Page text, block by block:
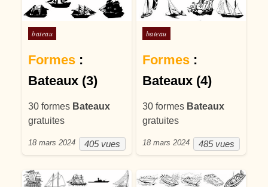
Posté dans
bateau
Formes :
Bateaux (3)
30 formes Bateaux
gratuites
405 vues
18 mars 2024
Posté dans
bateau
Formes:
Bateaux (4)
30 formes Bateaux
gratuites
485 vues
18 mars 2024